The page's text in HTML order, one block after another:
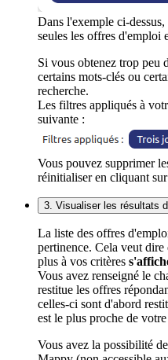
Dans l'exemple ci-
seules les offres d'emploi
Si vous obtenez trop peu
certains mots-clés ou
recherche.
Les filtres appliqués à
suivante :
Vous pouvez supprimer
réinitialiser en cliquant
3. Visualiser les résultats
La liste des offres
pertinence. Cela veut
plus à vos critères
Vous avez renseigné le
restitue les offres
celles-ci sont d'abord
est le plus proche de
Vous avez la possibilité